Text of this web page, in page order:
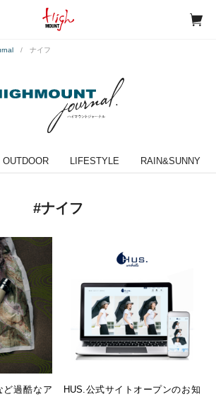
ナイフ
OUTDOOR LIFESTYLE RAIN&SUNNY
#ナイフ
ど過酷なア
HUS.公式サイトオープンのお知